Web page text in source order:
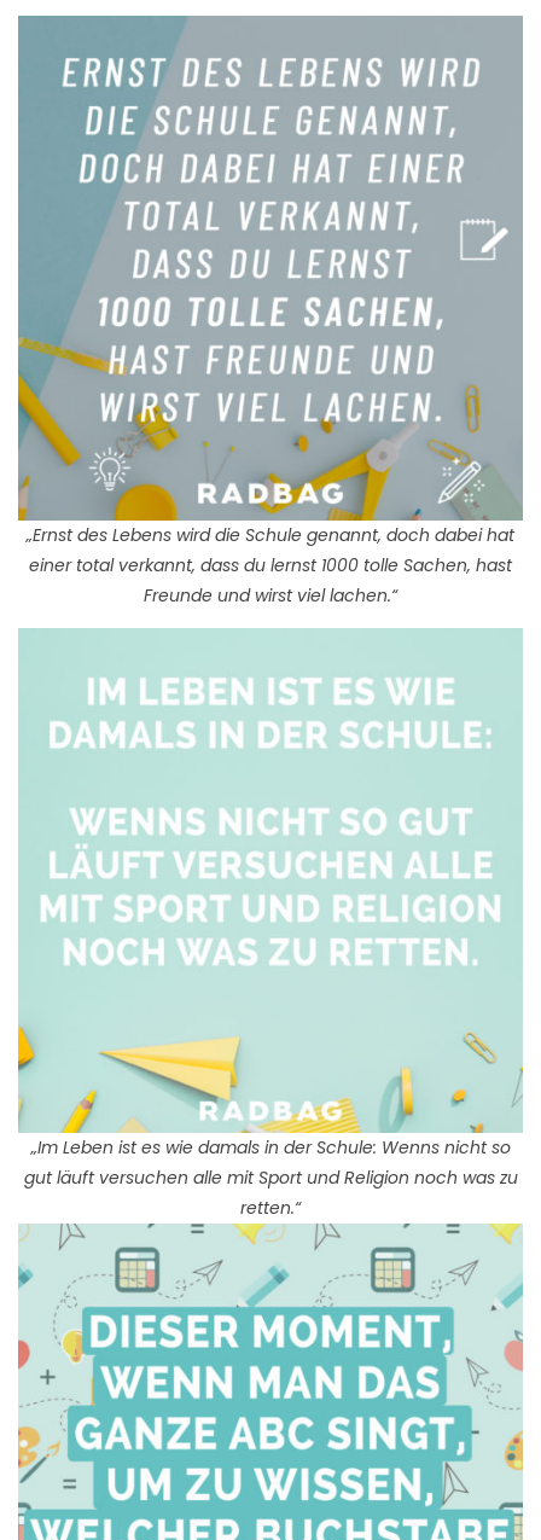
„Ernst des Lebens wird die Schule genannt, doch dabei hat
einer total verkannt, dass du lernst 1000 tolle Sachen, hast
Freunde und wirst viel lachen.“
„Im Leben ist es wie damals in der Schule: Wenns nicht so
gut läuft versuchen alle mit Sport und Religion noch was zu
retten.“